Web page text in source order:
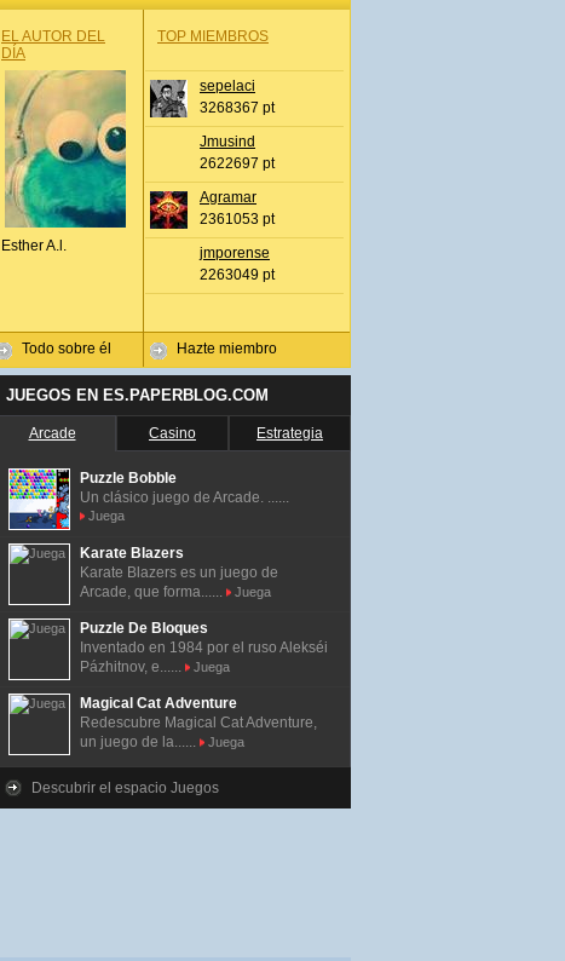
EL AUTOR DEL
DÍA
Esther A.l.
Todo sobre él
TOP MIEMBROS
sepelaci
3268367 pt
Jmusind
2622697 pt
Agramar
2361053 pt
jmporense
2263049 pt
Hazte miembro
JUEGOS EN ES.PAPERBLOG.COM
Arcade Casino Estrategia
Puzzle Bobble
Un clásico juego de Arcade. ......
Juega
Karate Blazers
Karate Blazers es un juego de
Arcade, que forma......
Juega
Puzzle De Bloques
Inventado en 1984 por el ruso Alekséi
Pázhitnov, e......
Juega
Magical Cat Adventure
Redescubre Magical Cat Adventure,
un juego de la......
Juega
Descubrir el espacio Juegos